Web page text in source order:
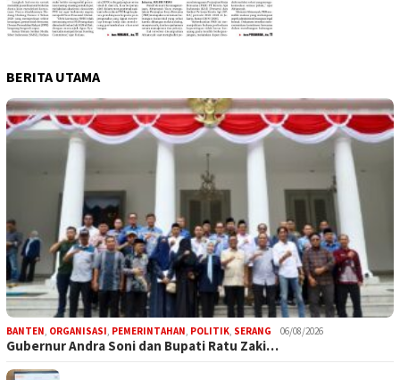
BERITA UTAMA
BANTEN, ORGANISASI, PEMERINTAHAN, POLITIK, SERANG 06/08/2026
Gubernur Andra Soni dan Bupati Ratu Zaki…